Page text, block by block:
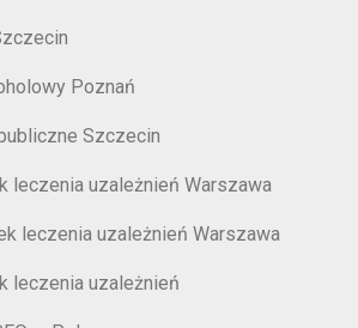
Poznań
Szczecin
leczenia uzależnień Warszawa
leczenia uzależnień Warszawa
leczenia uzależnień